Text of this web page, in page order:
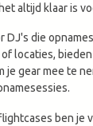
altijd klaar is
DJ's die
locaties,
je gear mee te
ben je